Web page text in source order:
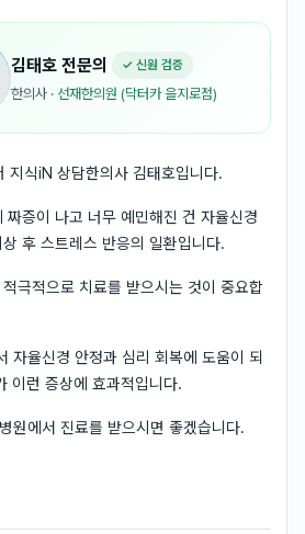
김태호 전문의 ✓ 신원 검증
한의사 · 선재한의원 (닥터카 을지로점)
지식iN 상담한의사 김태호입니다.
짜증이 나고 너무 예민해진 건 자율신경
후 스트레스 반응의 일환입니다.
극적으로 치료를 받으시는 것이 중요합
자율신경 안정과 심리 회복에 도움이 되
이런 증상에 효과적입니다.
원에서 진료를 받으시면 좋겠습니다.